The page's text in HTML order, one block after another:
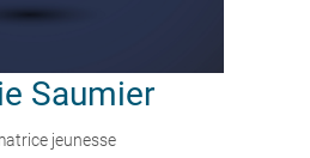
Saumier
jeunesse